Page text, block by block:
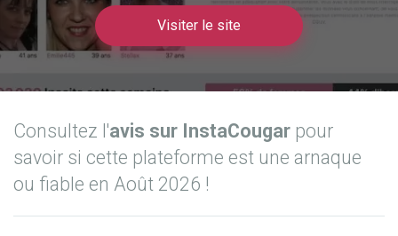
Visiter le site
Consultez l'avis sur InstaCougar pour
savoir si cette plateforme est une arnaque
ou fiable en Août 2026 !